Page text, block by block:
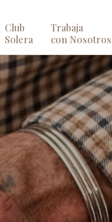
Club
Solera
Trabaja
con Nosotros